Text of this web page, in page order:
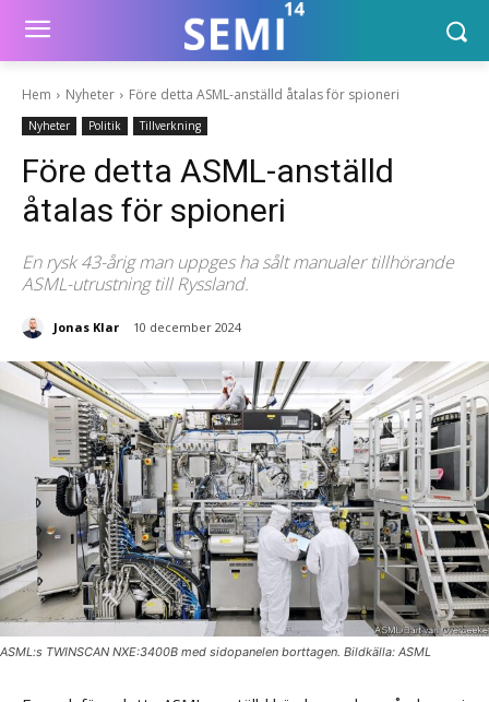
Hem Nyheter Före detta ASML-anställd åtalas för spioneri
Nyheter Politik Tillverkning
Före detta ASML-anställd
åtalas för spioneri
En rysk 43-årig man uppges ha sålt manualer tillhörande
ASML-utrustning till Ryssland.
Jonas Klar 10 december 2024
ASML:s TWINSCAN NXE:3400B med sidopanelen borttagen. Bildkälla: ASML